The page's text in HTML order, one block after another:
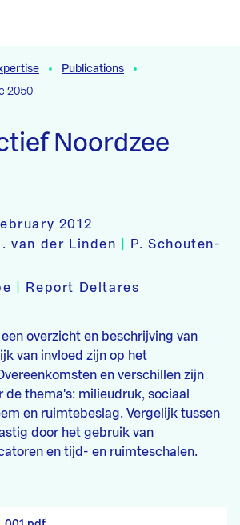
Publications
2050
Noordzee
2012
van der Linden
P. Schouten-
Report Deltares
overzicht en beschrijving van
van invloed zijn op het
en verschillen zijn
de thema's: milieudruk, sociaal
en ruimtebeslag. Vergelijk tussen
door het gebruik van
en tijd- en ruimteschalen.